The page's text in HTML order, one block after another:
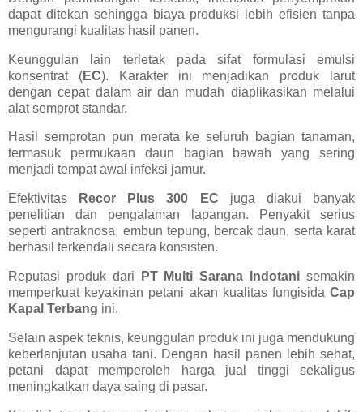
dapat ditekan sehingga biaya produksi lebih efisien tanpa
mengurangi kualitas hasil panen.
Keunggulan lain terletak pada sifat formulasi emulsi
konsentrat (EC). Karakter ini menjadikan produk larut
dengan cepat dalam air dan mudah diaplikasikan melalui
alat semprot standar.
Hasil semprotan pun merata ke seluruh bagian tanaman,
termasuk permukaan daun bagian bawah yang sering
menjadi tempat awal infeksi jamur.
Efektivitas Recor Plus 300 EC juga diakui banyak
penelitian dan pengalaman lapangan. Penyakit serius
seperti antraknosa, embun tepung, bercak daun, serta karat
berhasil terkendali secara konsisten.
Reputasi produk dari PT Multi Sarana Indotani semakin
memperkuat keyakinan petani akan kualitas fungisida Cap
Kapal Terbang ini.
Selain aspek teknis, keunggulan produk ini juga mendukung
keberlanjutan usaha tani. Dengan hasil panen lebih sehat,
petani dapat memperoleh harga jual tinggi sekaligus
meningkatkan daya saing di pasar.